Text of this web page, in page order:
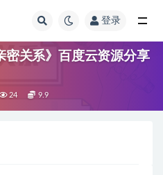
登录
密关系》百度云资源分享
24 9.9